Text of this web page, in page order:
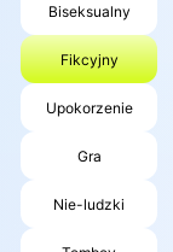
Biseksualny
Fikcyjny
Upokorzenie
Gra
Nie-ludzki